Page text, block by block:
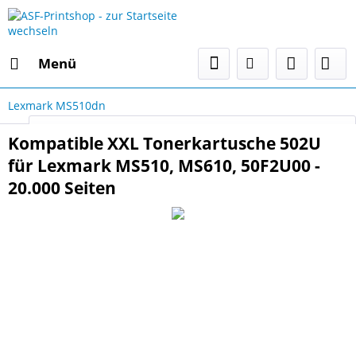
Menü
Select Language
Lexmark MS510dn
Kompatible XXL Tonerkartusche 502U
für Lexmark MS510, MS610, 50F2U00 -
20.000 Seiten